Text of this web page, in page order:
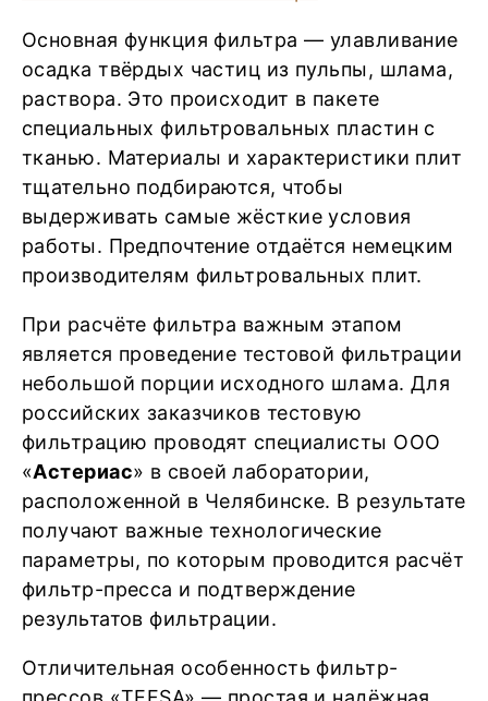
Основная функция фильтра — улавливание
осадка твёрдых частиц из пульпы, шлама,
раствора. Это происходит в пакете
специальных фильтровальных пластин с
тканью. Материалы и характеристики плит
тщательно подбираются, чтобы
выдерживать самые жёсткие условия
работы. Предпочтение отдаётся немецким
производителям фильтровальных плит.
При расчёте фильтра важным этапом
является проведение тестовой фильтрации
небольшой порции исходного шлама. Для
российских заказчиков тестовую
фильтрацию проводят специалисты ООО
«Астериас» в своей лаборатории,
расположенной в Челябинске. В результате
получают важные технологические
параметры, по которым проводится расчёт
фильтр-пресса и подтверждение
результатов фильтрации.
Отличительная особенность фильтр-